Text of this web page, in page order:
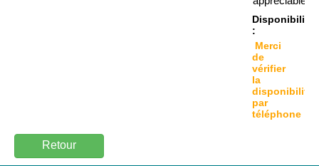
Disponibilité
:
Merci
de
vérifier
la
disponibilité
par
téléphone
Retour